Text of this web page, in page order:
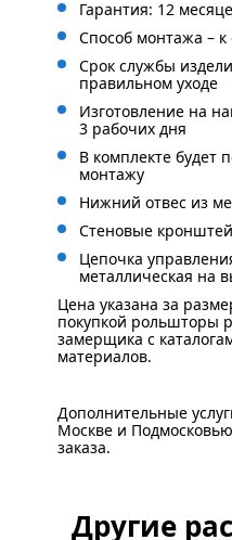
Гарантия: 12
Способ монтажа – к
Срок службы
правильном уходе
Изготовление на
3 рабочих дня
В комплекте будет
монтажу
Нижний отвес из
Стеновые
Цепочка
металлическая на
Цена указана за
покупкой рольшторы
замерщика с
материалов.
Дополнительные
Москве и
заказа.
Другие